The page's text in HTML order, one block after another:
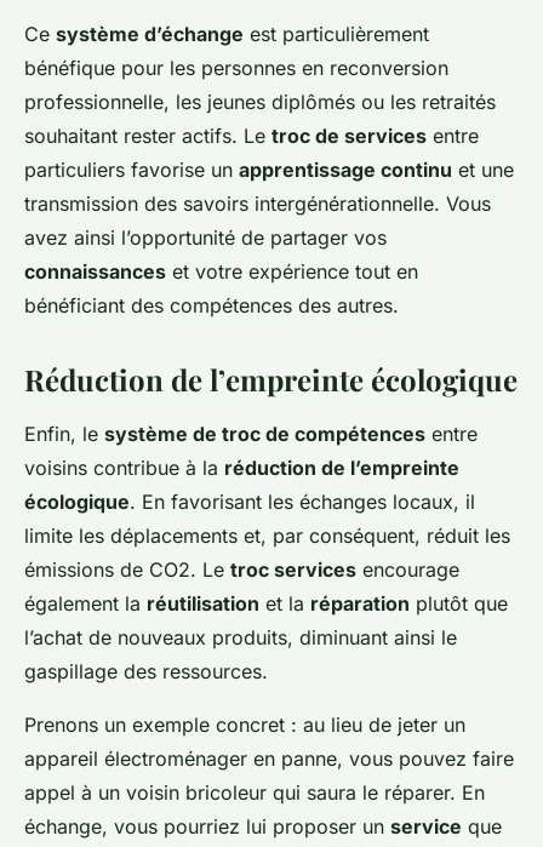
Ce système d’échange est particulièrement
bénéfique pour les personnes en reconversion
professionnelle, les jeunes diplômés ou les retraités
souhaitant rester actifs. Le troc de services entre
particuliers favorise un apprentissage continu et une
transmission des savoirs intergénérationnelle. Vous
avez ainsi l’opportunité de partager vos
connaissances et votre expérience tout en
bénéficiant des compétences des autres.
Réduction de l’empreinte écologique
Enfin, le système de troc de compétences entre
voisins contribue à la réduction de l’empreinte
écologique. En favorisant les échanges locaux, il
limite les déplacements et, par conséquent, réduit les
émissions de CO2. Le troc services encourage
également la réutilisation et la réparation plutôt que
l’achat de nouveaux produits, diminuant ainsi le
gaspillage des ressources.
Prenons un exemple concret : au lieu de jeter un
appareil électroménager en panne, vous pouvez faire
appel à un voisin bricoleur qui saura le réparer. En
échange, vous pourriez lui proposer un service que